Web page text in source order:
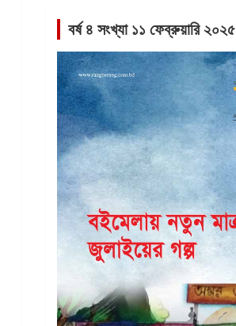
বর্ষ ৪ সংখ্যা ১১ ফেব্রুয়ারি ২০২৫